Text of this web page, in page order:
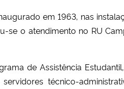
em 1963, nas
o atendimento no RU
de Assistência
técnico-